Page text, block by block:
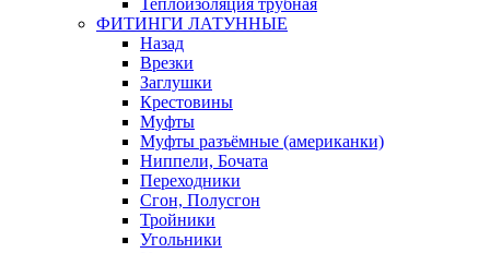
ФИТИНГИ ЛАТУННЫЕ
Назад
Врезки
Заглушки
Крестовины
Муфты
Муфты разъёмные (американки)
Ниппели, Бочата
Переходники
Сгон, Полусгон
Тройники
Угольники